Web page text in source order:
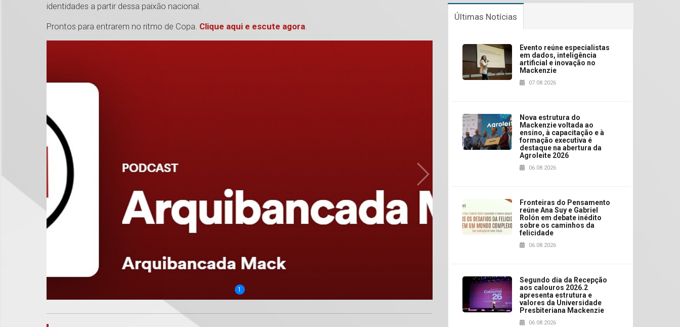
identidades a partir dessa paixão nacional.
Prontos para entrarem no ritmo de Copa. Clique aqui e escute agora.
1
Últimas Notícias
Evento reúne especialistas
em dados, inteligência
artificial e inovação no
Mackenzie
07.08.2026
Nova estrutura do
Mackenzie voltada ao
ensino, à capacitação e à
formação executiva é
destaque na abertura da
Agroleite 2026
06.08.2026
Fronteiras do Pensamento
reúne Ana Suy e Gabriel
Rolón em debate inédito
sobre os caminhos da
felicidade
06.08.2026
Segundo dia da Recepção
aos calouros 2026.2
apresenta estrutura e
valores da Universidade
Presbiteriana Mackenzie
06.08.2026